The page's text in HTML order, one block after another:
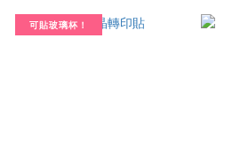
可貼玻璃杯！